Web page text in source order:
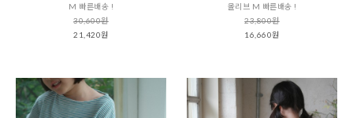
M 빠른배송 !
30,600원
21,420원
올리브 M 빠른배송 !
23,800원
16,660원